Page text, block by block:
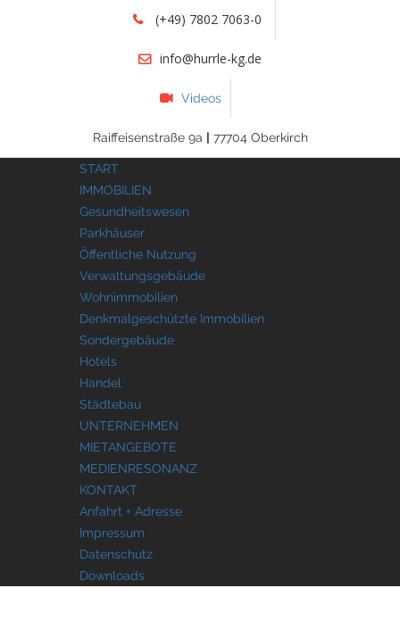
(+49) 7802 7063-0
info@hurrle-kg.de
Videos
Raiffeisenstraße 9a | 77704 Oberkirch
START
IMMOBILIEN
Gesundheitswesen
Parkhäuser
Öffentliche Nutzung
Verwaltungsgebäude
Wohnimmobilien
Denkmalgeschützte Immobilien
Sondergebäude
Hotels
Handel
Städtebau
UNTERNEHMEN
MIETANGEBOTE
MEDIENRESONANZ
KONTAKT
Anfahrt + Adresse
Impressum
Datenschutz
Downloads